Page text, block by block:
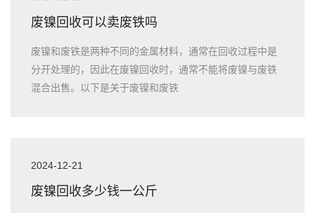
废镍回收可以卖废铁吗
废镍和废铁是两种不同的金属材料，通常在回收过程中是
分开处理的，因此在废镍回收时，通常不能将废镍与废铁
混合出售。以下是关于废镍和废铁
2024-12-21
废镍回收多少钱一公斤